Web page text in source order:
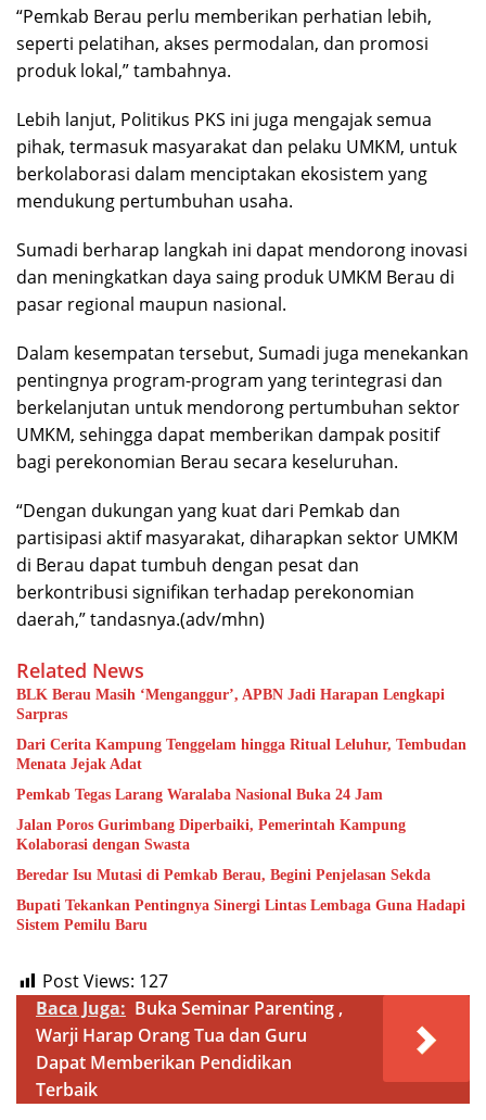
“Pemkab Berau perlu memberikan perhatian lebih,
seperti pelatihan, akses permodalan, dan promosi
produk lokal,” tambahnya.
Lebih lanjut, Politikus PKS ini juga mengajak semua
pihak, termasuk masyarakat dan pelaku UMKM, untuk
berkolaborasi dalam menciptakan ekosistem yang
mendukung pertumbuhan usaha.
Sumadi berharap langkah ini dapat mendorong inovasi
dan meningkatkan daya saing produk UMKM Berau di
pasar regional maupun nasional.
Dalam kesempatan tersebut, Sumadi juga menekankan
pentingnya program-program yang terintegrasi dan
berkelanjutan untuk mendorong pertumbuhan sektor
UMKM, sehingga dapat memberikan dampak positif
bagi perekonomian Berau secara keseluruhan.
“Dengan dukungan yang kuat dari Pemkab dan
partisipasi aktif masyarakat, diharapkan sektor UMKM
di Berau dapat tumbuh dengan pesat dan
berkontribusi signifikan terhadap perekonomian
daerah,” tandasnya.(adv/mhn)
Related News
BLK Berau Masih ‘Menganggur’, APBN Jadi Harapan Lengkapi
Sarpras
Dari Cerita Kampung Tenggelam hingga Ritual Leluhur, Tembudan
Menata Jejak Adat
Pemkab Tegas Larang Waralaba Nasional Buka 24 Jam
Jalan Poros Gurimbang Diperbaiki, Pemerintah Kampung
Kolaborasi dengan Swasta
Beredar Isu Mutasi di Pemkab Berau, Begini Penjelasan Sekda
Bupati Tekankan Pentingnya Sinergi Lintas Lembaga Guna Hadapi
Sistem Pemilu Baru
Post Views: 127
Baca Juga: Buka Seminar Parenting ,
Warji Harap Orang Tua dan Guru
Dapat Memberikan Pendidikan
Terbaik